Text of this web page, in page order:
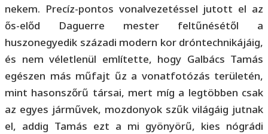
nekem. Precíz-pontos vonalvezetéssel jutott el az
ős-előd Daguerre mester feltűnésétől a
huszonegyedik századi modern kor dróntechnikájáig,
és nem véletlenül említette, hogy Galbács Tamás
egészen más műfajt űz a vonatfotózás területén,
mint hasonszőrű társai, mert míg a legtöbben csak
az egyes járművek, mozdonyok szűk világáig jutnak
el, addig Tamás ezt a mi gyönyörű, kies nógrádi